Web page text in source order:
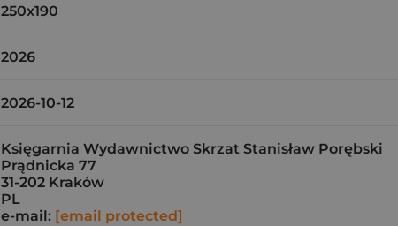
250x190
2026
2026-10-12
Księgarnia Wydawnictwo Skrzat Stanisław Porębski
Prądnicka 77
31-202 Kraków
PL
e-mail: [email protected]